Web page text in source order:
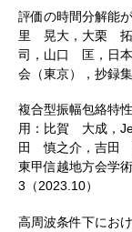
評価の時間分解能
里 晃大，大栗
司，山口 匡，日本
会（東京），抄録
複合型振幅包絡特
用：比賀 大成，
田 慎之介，吉田
東甲信越地方会学
3（2023.10）
高周波条件下にお